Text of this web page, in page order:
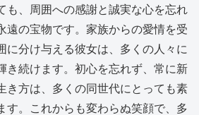
も、周囲への感謝と誠実な心を忘れ
遠の宝物です。家族からの愛情を受
に分け与える彼女は、多くの人々に
き続けます。初心を忘れず、常に新
き方は、多くの同世代にとっても素
す。これからも変わらぬ笑顔で、多